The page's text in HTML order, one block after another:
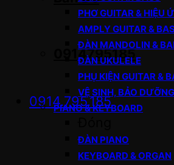
0914795185
0914.795.185
PHƠ GUITAR & HIỆU
AMPLY GUITAR &
ĐÀN MANDOLIN &
ĐÀN UKULELE
PHỤ KIỆN GUITAR &
VỆ SINH, BẢO
PIANO & KEYBOARD
ĐÀN PIANO
KEYBOARD & ORGAN